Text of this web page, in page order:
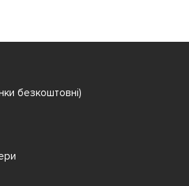
безкоштовні)